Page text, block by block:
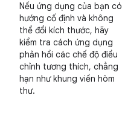
Nếu ứng dụng của bạn có
hướng cố định và không
thể đổi kích thước, hãy
kiểm tra cách ứng dụng
phản hồi các chế độ điều
chỉnh tương thích, chẳng
hạn như khung viền hòm
thư.